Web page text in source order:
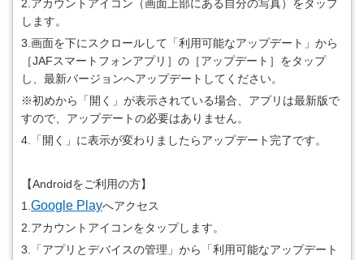
2.アカウントアイコン（画面上部にある自分の写真）をタップ
します。
3.画面を下にスクロールして「利用可能なアップデート」から
［JAFスマートフォンアプリ］の［アップデート］をタップ
し、最新バージョンへアップデートしてください。
※初めから「開く」が表示されている場合、アプリは最新版で
すので、アップデートの必要はありません。
4.「開く」に表示が変わりましたらアップデート完了です。
【Androidをご利用の方】
1.Google Playへアクセス
2.アカウントアイコンをタップします。
3.「アプリとデバイスの管理」から「利用可能なアップデート